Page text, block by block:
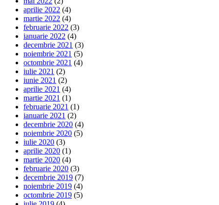
aprilie 2022 (4)
martie 2022 (4)
februarie 2022 (3)
ianuarie 2022 (4)
decembrie 2021 (3)
noiembrie 2021 (5)
octombrie 2021 (4)
iulie 2021 (2)
iunie 2021 (2)
aprilie 2021 (4)
martie 2021 (1)
februarie 2021 (1)
ianuarie 2021 (2)
decembrie 2020 (4)
noiembrie 2020 (5)
iulie 2020 (3)
aprilie 2020 (1)
martie 2020 (4)
februarie 2020 (3)
decembrie 2019 (7)
noiembrie 2019 (4)
octombrie 2019 (5)